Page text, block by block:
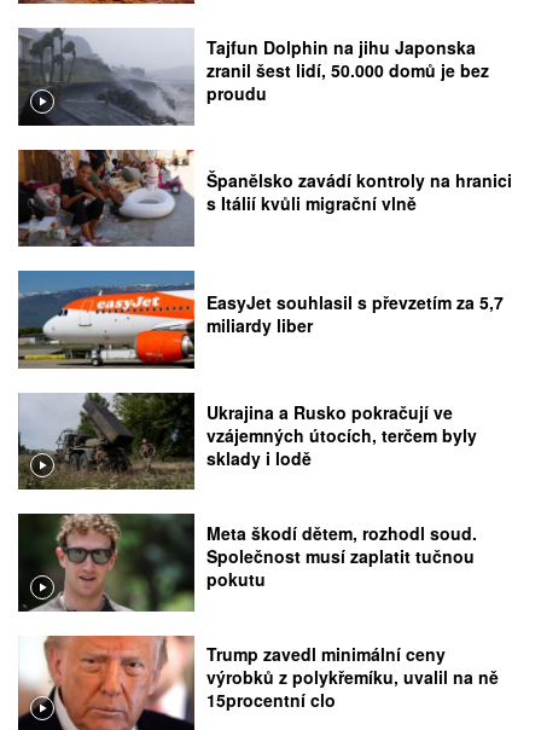
Tajfun Dolphin na jihu Japonska
zranil šest lidí, 50.000 domů je bez
proudu
Španělsko zavádí kontroly na hranici
s Itálií kvůli migrační vlně
EasyJet souhlasil s převzetím za 5,7
miliardy liber
Ukrajina a Rusko pokračují ve
vzájemných útocích, terčem byly
sklady i lodě
Meta škodí dětem, rozhodl soud.
Společnost musí zaplatit tučnou
pokutu
Trump zavedl minimální ceny
výrobků z polykřemíku, uvalil na ně
15procentní clo